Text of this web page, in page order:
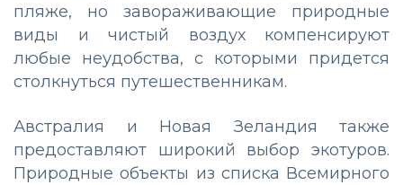
пляже, но завораживающие природные
виды и чистый воздух компенсируют
любые неудобства, с которыми придется
столкнуться путешественникам.
Австралия и Новая Зеландия также
предоставляют широкий выбор экотуров.
Природные объекты из списка Всемирного